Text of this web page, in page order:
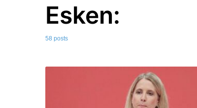
Esken:
58 posts